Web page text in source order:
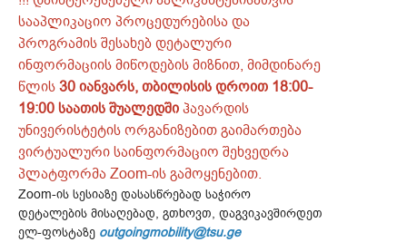
სააპლიკაციო პროცედურებისა და
პროგრამის შესახებ დეტალური
ინფორმაციის მიწოდების მიზნით, მიმდინარე
წლის30 იანვარს, თბილისის დროით 18:00-
19:00 საათის შუალედშიჰავარდის
უნივერისტეტის ორგანიზებით გაიმართება
ვირტუალური საინფორმაციო შეხვედრა
პლატფორმა Zoom-ის გამოყენებით.
Zoom-ის სესიაზე დასასწრებად საჭირო
დეტალების მისაღებად, გთხოვთ, დაგვიკავშირდეთ
ელ-ფოსტაზე outgoingmobility@tsu.ge